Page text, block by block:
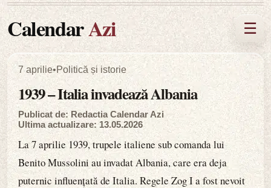
CalendarAzi ☰
7 aprilie•Politică și istorie
1939 – Italia invadează Albania
Publicat de: Redactia Calendar Azi
Ultima actualizare: 13.05.2026
La 7 aprilie 1939, trupele italiene sub comanda lui
Benito Mussolini au invadat Albania, care era deja
puternic influențată de Italia. Regele Zog I a fost nevoit